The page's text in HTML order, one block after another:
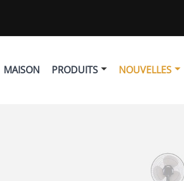
MAISON PRODUITS NOUVELLES